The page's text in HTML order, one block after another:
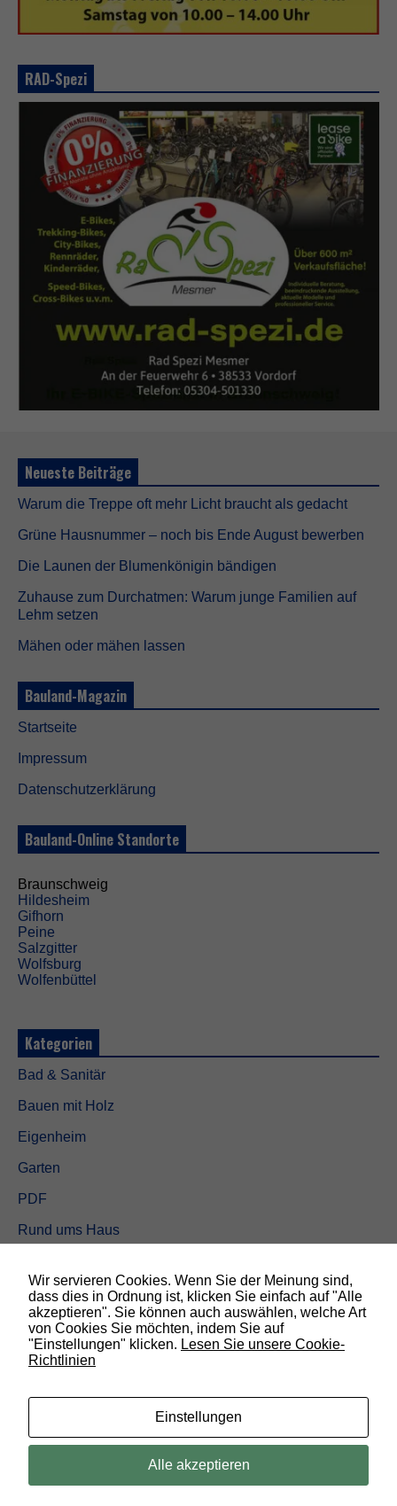
RAD-Spezi
Neueste Beiträge
Warum die Treppe oft mehr Licht braucht als gedacht
Grüne Hausnummer – noch bis Ende August bewerben
Die Launen der Blumenkönigin bändigen
Zuhause zum Durchatmen: Warum junge Familien auf
Lehm setzen
Mähen oder mähen lassen
Bauland-Magazin
Startseite
Impressum
Datenschutzerklärung
Bauland-Online Standorte
Braunschweig
Hildesheim
Gifhorn
Peine
Salzgitter
Wolfsburg
Wolfenbüttel
Kategorien
Bad & Sanitär
Bauen mit Holz
Eigenheim
Garten
PDF
Rund ums Haus
Sicherheit
SUCHEN
© 2019 Bauland Magazin Braunschweig, Peine & Wolfsburg. All rights
Wir servieren Cookies. Wenn Sie der Meinung sind,
dass dies in Ordnung ist, klicken Sie einfach auf "Alle
akzeptieren". Sie können auch auswählen, welche Art
von Cookies Sie möchten, indem Sie auf
"Einstellungen" klicken. Lesen Sie unsere Cookie-
Richtlinien
Einstellungen
Alle akzeptieren
e
n
i
g